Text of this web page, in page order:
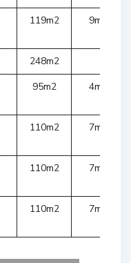
119m2 9m2
248m2
95m2 4m2
110m2 7m2
110m2 7m2
110m2 7m2